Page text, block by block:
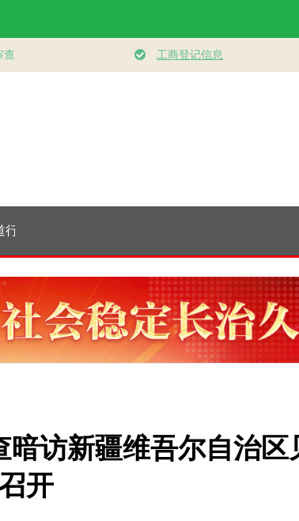
天下｜最是真
心——中国元
的世界情怀与
体育强国、健康中国
的目标不断迈进”
经据典话廉政（
访新疆维吾尔自治区
开